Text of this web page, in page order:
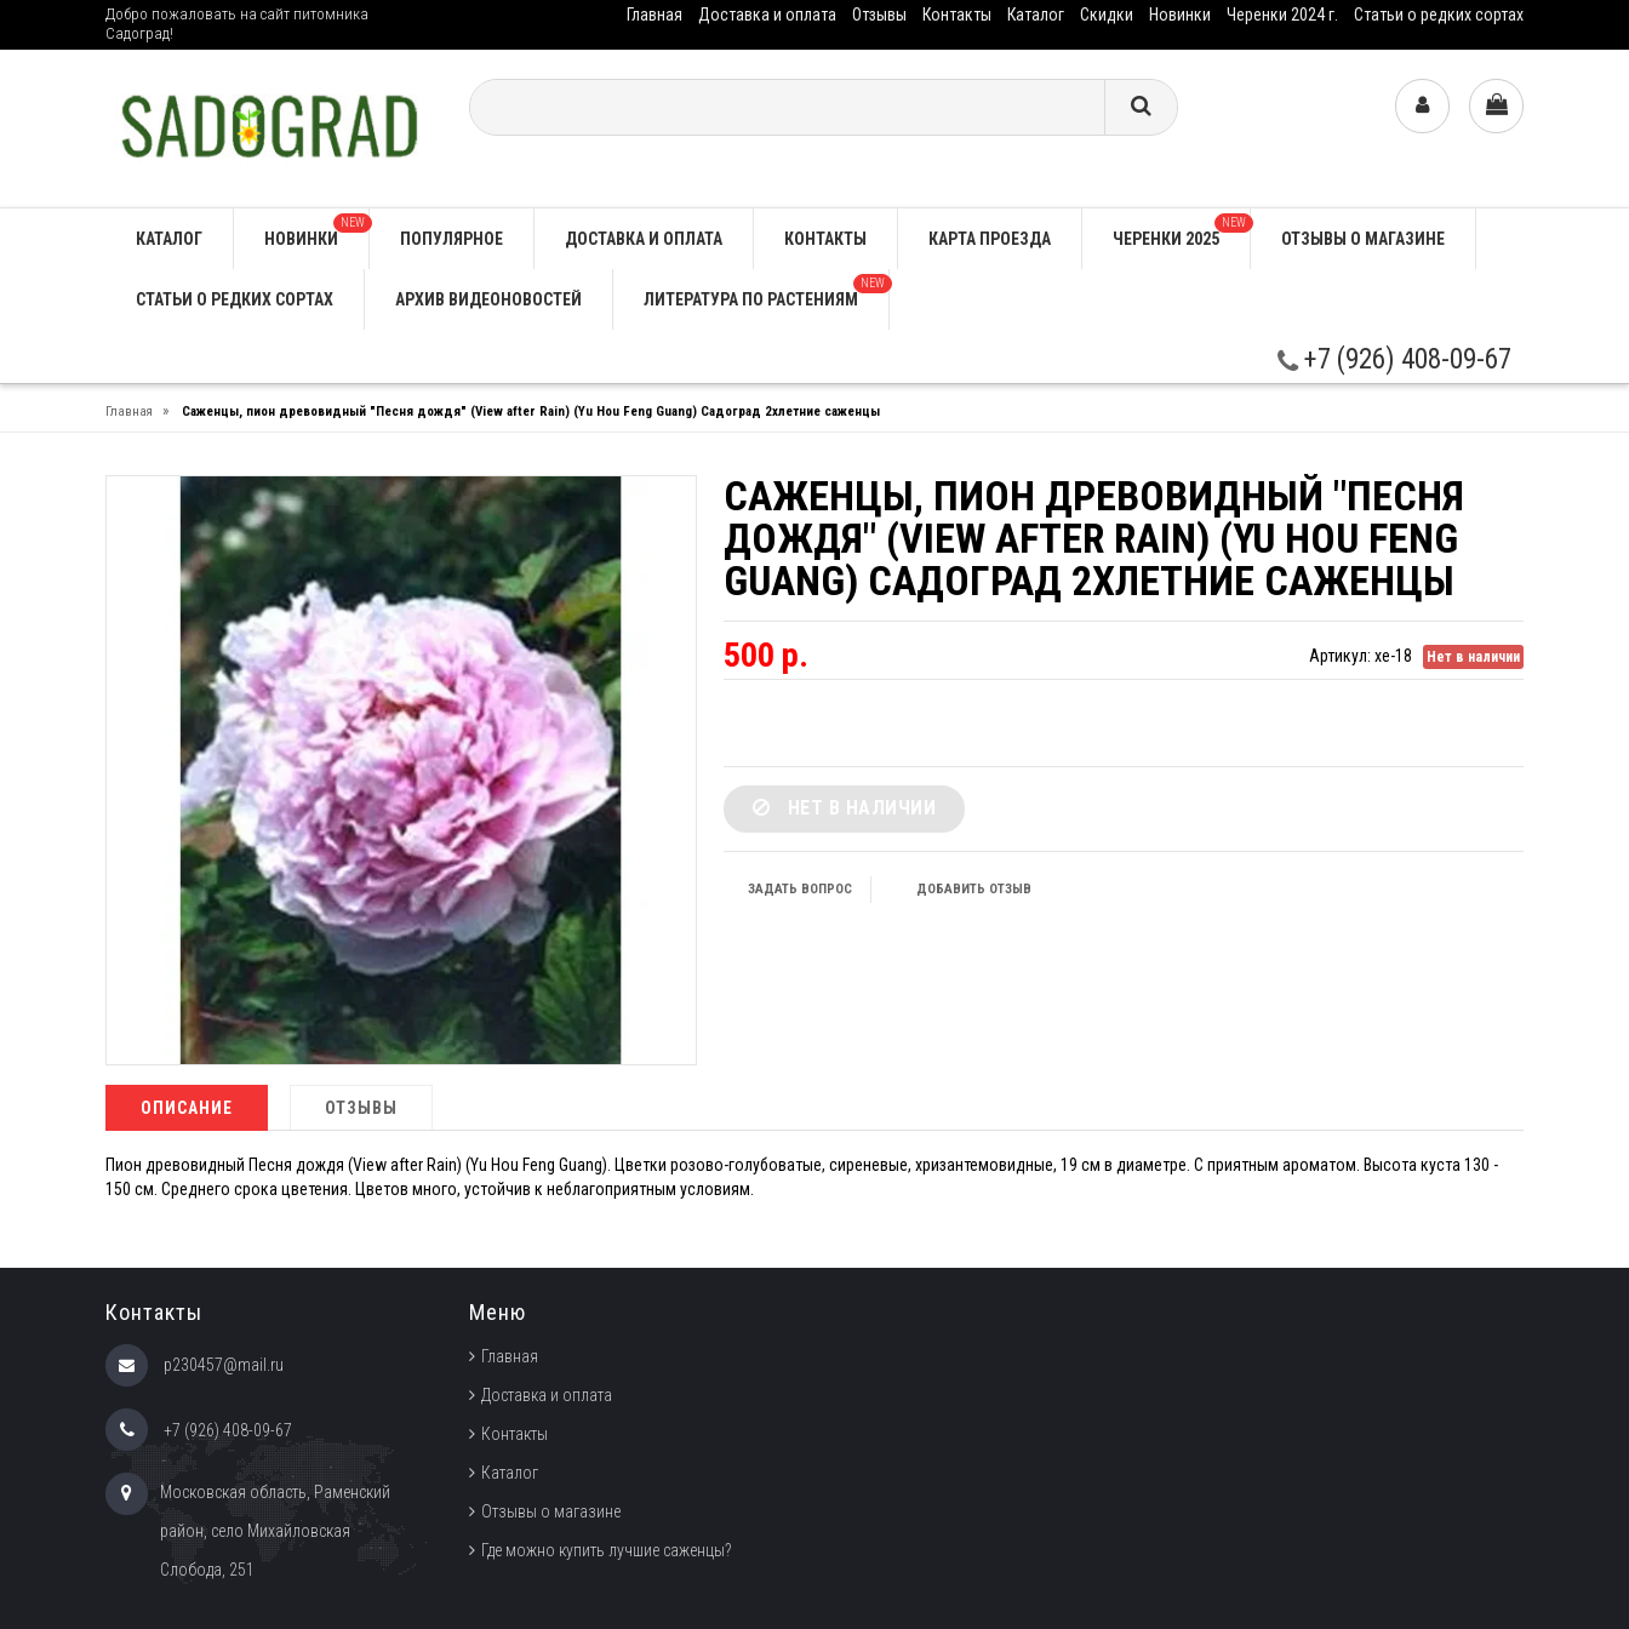
Добро пожаловать на сайт питомника
Садоград!
Главная Доставка и оплата Отзывы Контакты Каталог Скидки Новинки Черенки 2024 г. Статьи о редких сортах
КАТАЛОГ НОВИНКИ
NEW
ПОПУЛЯРНОЕ ДОСТАВКА И ОПЛАТА КОНТАКТЫ КАРТА ПРОЕЗДА ЧЕРЕНКИ 2025
NEW
ОТЗЫВЫ О МАГАЗИНЕ
СТАТЬИ О РЕДКИХ СОРТАХ АРХИВ ВИДЕОНОВОСТЕЙ ЛИТЕРАТУРА ПО РАСТЕНИЯМ
NEW
+7 (926) 408-09-67
Главная » Саженцы, пион древовидный "Песня дождя" (View after Rain) (Yu Hou Feng Guang) Садоград 2хлетние саженцы
САЖЕНЦЫ, ПИОН ДРЕВОВИДНЫЙ "ПЕСНЯ
ДОЖДЯ" (VIEW AFTER RAIN) (YU HOU FENG
GUANG) САДОГРАД 2ХЛЕТНИЕ САЖЕНЦЫ
500 р. Нет в наличии
Артикул: xe-18
НЕТ В НАЛИЧИИ
ЗАДАТЬ ВОПРОС ДОБАВИТЬ ОТЗЫВ
ОПИСАНИЕ ОТЗЫВЫ
Пион древовидный Песня дождя (View after Rain) (Yu Hou Feng Guang). Цветки розово-голубоватые, сиреневые, хризантемовидные, 19 см в диаметре. С приятным ароматом. Высота куста 130 -
150 см. Среднего срока цветения. Цветов много, устойчив к неблагоприятным условиям.
Контакты
p230457@mail.ru
+7 (926) 408-09-67
Московская область, Раменский
район, село Михайловская
Слобода, 251
Меню
Главная
Доставка и оплата
Контакты
Каталог
Отзывы о магазине
Где можно купить лучшие саженцы?